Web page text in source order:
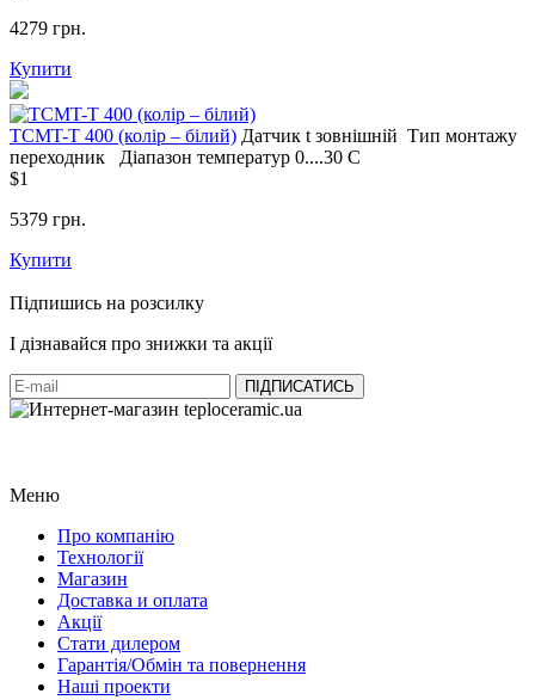
4279 грн.
Купити
ТСМT-T 400 (колір – білий) Датчик t зовнішній Тип монтажу
переходник
Діапазон температур 0....30 С
$1
5379 грн.
Купити
Підпишись на розсилку
І дізнавайся про знижки та акції
Меню
Про компанію
Технології
Магазин
Доставка и оплата
Акції
Стати дилером
Гарантія/Обмін та повернення
Наші проекти